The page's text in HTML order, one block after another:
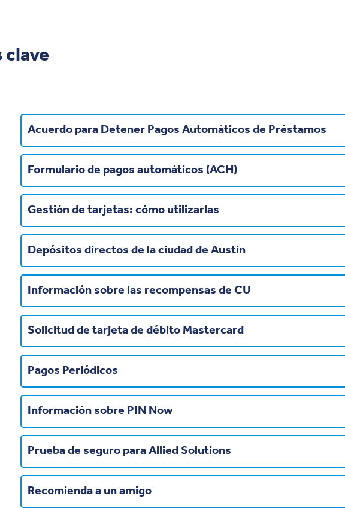
Acuerdo para Detener Pagos Automáticos de Préstamos
Formulario de pagos automáticos (ACH)
Gestión de tarjetas: cómo utilizarlas
Depósitos directos de la ciudad de Austin
Información sobre las recompensas de CU
Solicitud de tarjeta de débito Mastercard
Pagos Periódicos
Información sobre PIN Now
Prueba de seguro para Allied Solutions
Recomienda a un amigo